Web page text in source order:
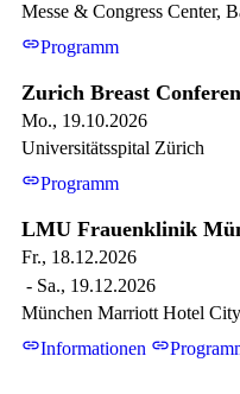
Messe & Congress Center,
linkProgramm
Zurich Breast
Mo., 19.10.2026
Universitätsspital Zürich
linkProgramm
LMU Frauenklinik
Fr., 18.12.2026
- Sa., 19.12.2026
München Marriott Hotel
linkInformationen link